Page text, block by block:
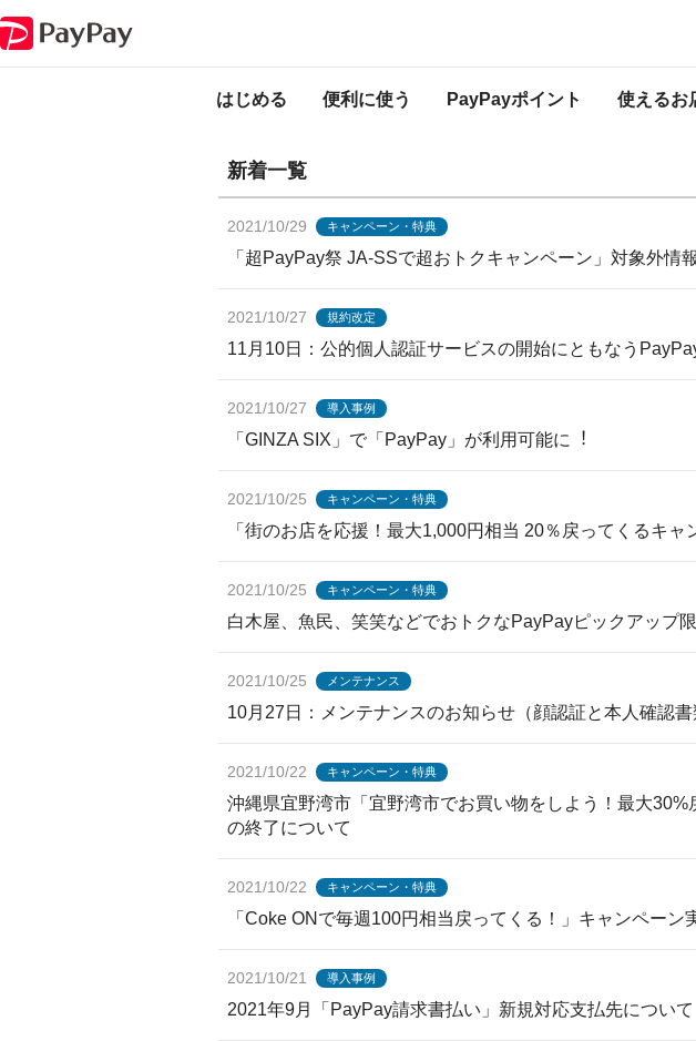
はじめる 便利に使う PayPayポイント 使えるお
PayPayからのお知らせ
新着一覧
2021/10/29 キャンペーン・特典
「超PayPay祭 JA-SSで超おトクキャンペーン」対象外情報
2021/10/27 規約改定
11月10日：公的個人認証サービスの開始にともなう
2021/10/27 導入事例
「GINZA SIX」で「PayPay」が利⽤可能に︕
2021/10/25 キャンペーン・特典
「街のお店を応援！最大1,000円相当 20％戻ってくるキャ
2021/10/25 キャンペーン・特典
白木屋、魚民、笑笑などでおトクなPayPayピックアップ
2021/10/25 メンテナンス
10月27日：メンテナンスのお知らせ（顔認証と本人確認書
2021/10/22 キャンペーン・特典
沖縄県宜野湾市「宜野湾市でお買い物をしよう！最大30%
の終了について
2021/10/22 キャンペーン・特典
「Coke ONで毎週100円相当戻ってくる！」キャンペーン
2021/10/21 導入事例
2021年9月「PayPay請求書払い」新規対応支払先について